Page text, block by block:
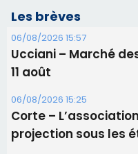
Les brèves
06/08/2026 15:57
Ucciani – Marché
11 août
06/08/2026 15:25
Corte –
projection sous les